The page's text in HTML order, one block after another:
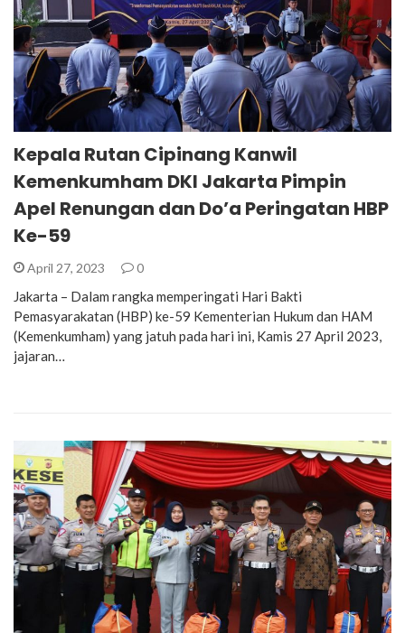
Kepala Rutan Cipinang Kanwil
Kemenkumham DKI Jakarta Pimpin
Apel Renungan dan Do’a Peringatan HBP
Ke-59
April 27, 2023 0
Jakarta – Dalam rangka memperingati Hari Bakti
Pemasyarakatan (HBP) ke-59 Kementerian Hukum dan HAM
(Kemenkumham) yang jatuh pada hari ini, Kamis 27 April 2023,
jajaran…